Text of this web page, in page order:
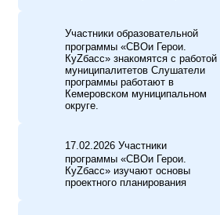
Участники образовательной
программы «СВОи Герои.
КуZбасс» знакомятся с работой
муниципалитетов Слушатели
программы работают в
Кемеровском муниципальном
округе.
17.02.2026 Участники
программы «СВОи Герои.
КуZбасс» изучают основы
проектного планирования